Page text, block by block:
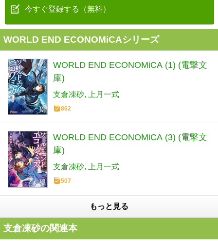
今すぐ登録する（無料）
WORLD END ECONOMiCAシリーズ
WORLD END ECONOMiCA (1) (電撃文
庫)
支倉凍砂 上月一式
862
WORLD END ECONOMiCA (3) (電撃文
庫)
支倉凍砂 上月一式
507
もっと見る
支倉凍砂の関連本